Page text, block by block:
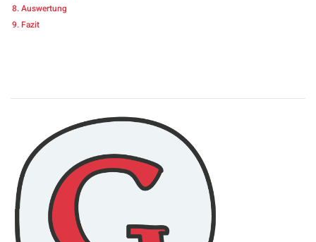
Auswertung
Fazit